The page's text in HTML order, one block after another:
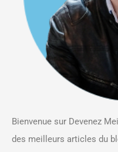
Bienvenue sur Devenez
des meilleurs articles du